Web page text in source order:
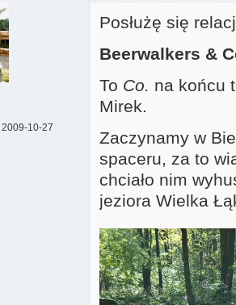
2009-10-27
Posłużę się
Beerwalkers &
To Co. na końcu
Mirek.
Zaczynamy w
spaceru, za to
chciało nim
jeziora Wielka